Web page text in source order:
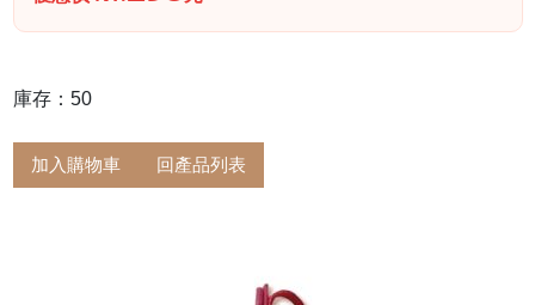
庫存：50
加入購物車 回產品列表